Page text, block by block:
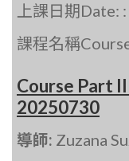
上課日期Date: :
課程名稱
Course Part
20250730
導師: Zuzana